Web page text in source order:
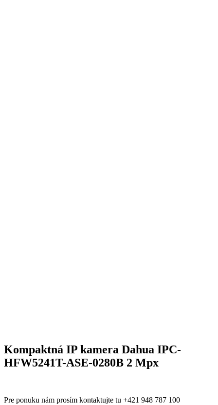
Kompaktná IP kamera Dahua IPC-
HFW5241T-ASE-0280B 2 Mpx
Pre ponuku nám prosím kontaktujte tu +421 948 787 100